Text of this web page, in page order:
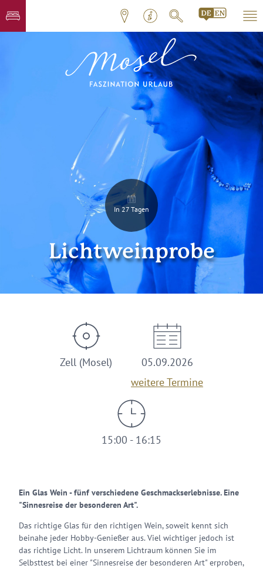
In 27 Tagen
Lichtweinprobe
Zell (Mosel)
05.09.2026
weitere Termine
15:00 - 16:15
Ein Glas Wein - fünf verschiedene Geschmackserlebnisse. Eine
"Sinnesreise der besonderen Art".
Das richtige Glas für den richtigen Wein, soweit kennt sich
beinahe jeder Hobby-Genießer aus. Viel wichtiger jedoch ist
das richtige Licht. In unserem Lichtraum können Sie im
Selbsttest bei einer "Sinnesreise der besonderen Art" erproben,